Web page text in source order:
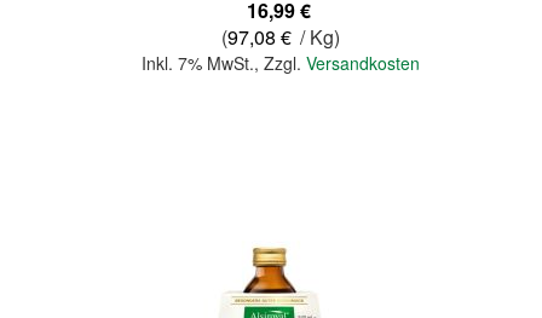
16,99 €
(97,08 € / Kg)
Inkl. 7% MwSt.,Zzgl.Versandkosten